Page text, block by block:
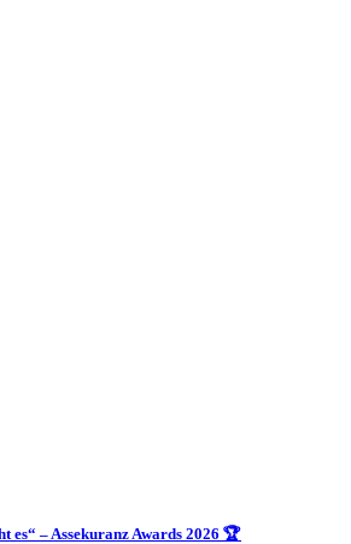
es“ – Assekuranz Awards 2026 🏆